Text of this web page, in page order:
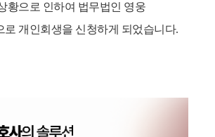
황으로 인하여 법무법인 영웅
로 개인회생을 신청하게 되었습니다.